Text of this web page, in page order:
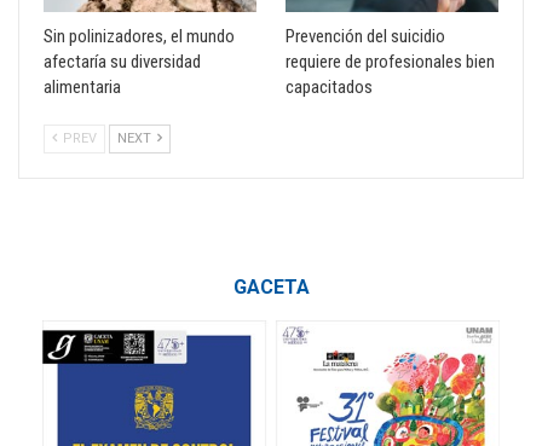
Sin polinizadores, el mundo
afectaría su diversidad
alimentaria
Prevención del suicidio
requiere de profesionales bien
capacitados
PREV NEXT
GACETA